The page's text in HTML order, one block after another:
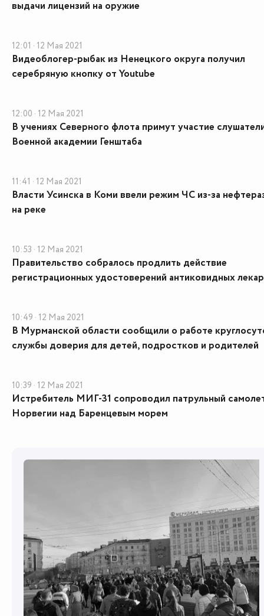
выдачи лицензий на оружие
12:01 · 12 Мая 2021
Видеоблогер-рыбак из Ненецкого округа получил
серебряную кнопку от Youtube
12:00 · 12 Мая 2021
В учениях Северного флота примут участие
Военной академии Генштаба
11:41 · 12 Мая 2021
Власти Усинска в Коми ввели режим ЧС из-за
на реке
10:53 · 12 Мая 2021
Правительство собралось продлить действие
регистрационных удостоверений антиковидных
10:49 · 12 Мая 2021
В Мурманской области сообщили о работе
службы доверия для детей, подростков и родителей
10:39 · 12 Мая 2021
Истребитель МИГ-31 сопроводил патрульный
Норвегии над Баренцевым морем